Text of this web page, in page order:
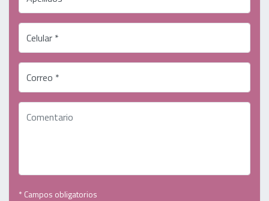
Celular *
Correo *
* Campos obligatorios